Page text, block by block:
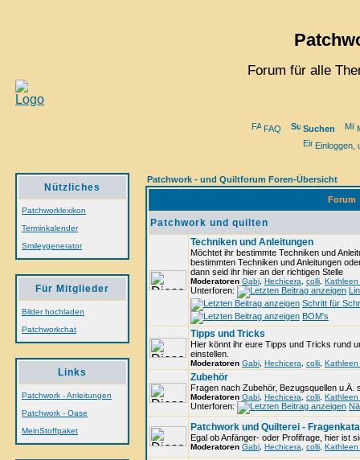
Forum für alle
FAQ Suchen
Einloggen,
Nützliches
Patchworklexikon
Terminkalender
Smileygenerator
Für Mitglieder
Bilder hochladen
Patchworkchat
Links
Patchwork - Anleitungen
Patchwork - Oase
MeinStoffpaket
Patchwork - und Quiltforum Foren-Übersicht
Forum
Patchwork und quilten
Techniken und Anleitungen
Möchtet ihr bestimmte Techniken und
bestimmten Techniken und Anleitungen
dann seid ihr hier an der richtigen Stelle
Moderatoren Gabi Hechicera colli Kathleen
Unterforen:
Schritt für
BOM's
Tipps und Tricks
Hier könnt ihr eure Tipps und Tricks rund
einstellen.
Moderatoren Gabi Hechicera colli Kathleen
Zubehör
Fragen nach Zubehör, Bezugsquellen u.Ä.
Moderatoren Gabi Hechicera colli Kathleen
Unterforen:
Patchwork und Quilterei -
Egal ob Anfänger- oder Profifrage, hier ist
Moderatoren Gabi Hechicera colli Kathleen